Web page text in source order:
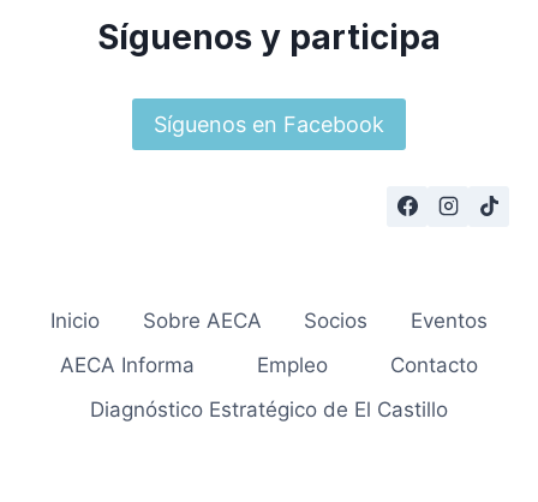
Síguenos y participa
Síguenos en Facebook
Inicio Sobre AECA Socios
Eventos
AECA Informa
Empleo
Contacto
Diagnóstico Estratégico de El Castillo